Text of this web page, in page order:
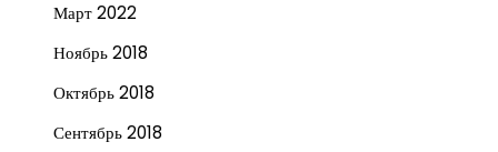
Март 2022
Ноябрь 2018
Октябрь 2018
Сентябрь 2018